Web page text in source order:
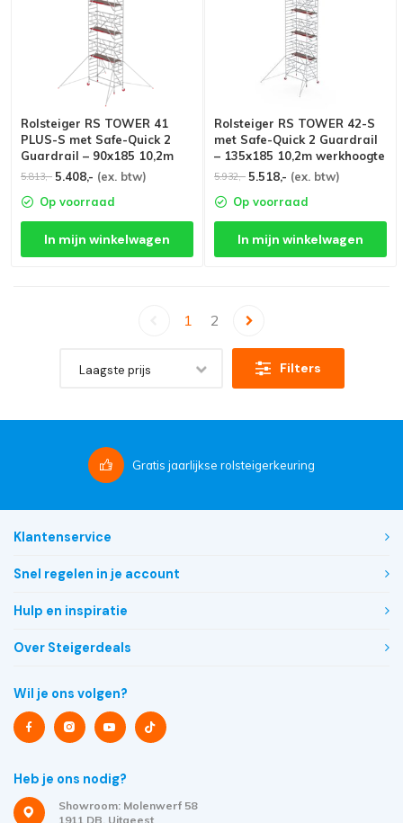
Rolsteiger RS TOWER 41
PLUS-S met Safe-Quick 2
Guardrail – 90x185 10,2m
werkhoogte
5.813,- 5.408,- (ex. btw)
Op voorraad
In mijn winkelwagen
Rolsteiger RS TOWER 42-S
met Safe-Quick 2 Guardrail
– 135x185 10,2m werkhoogte
5.932,- 5.518,- (ex. btw)
Op voorraad
In mijn winkelwagen
1 2
Laagste prijs Filters
Gratis jaarlijkse rolsteigerkeuring
Klantenservice
Snel regelen in je account
Hulp en inspiratie
Over Steigerdeals
Wil je ons volgen?
Heb je ons nodig?
Showroom: Molenwerf 58
1911 DB, Uitgeest